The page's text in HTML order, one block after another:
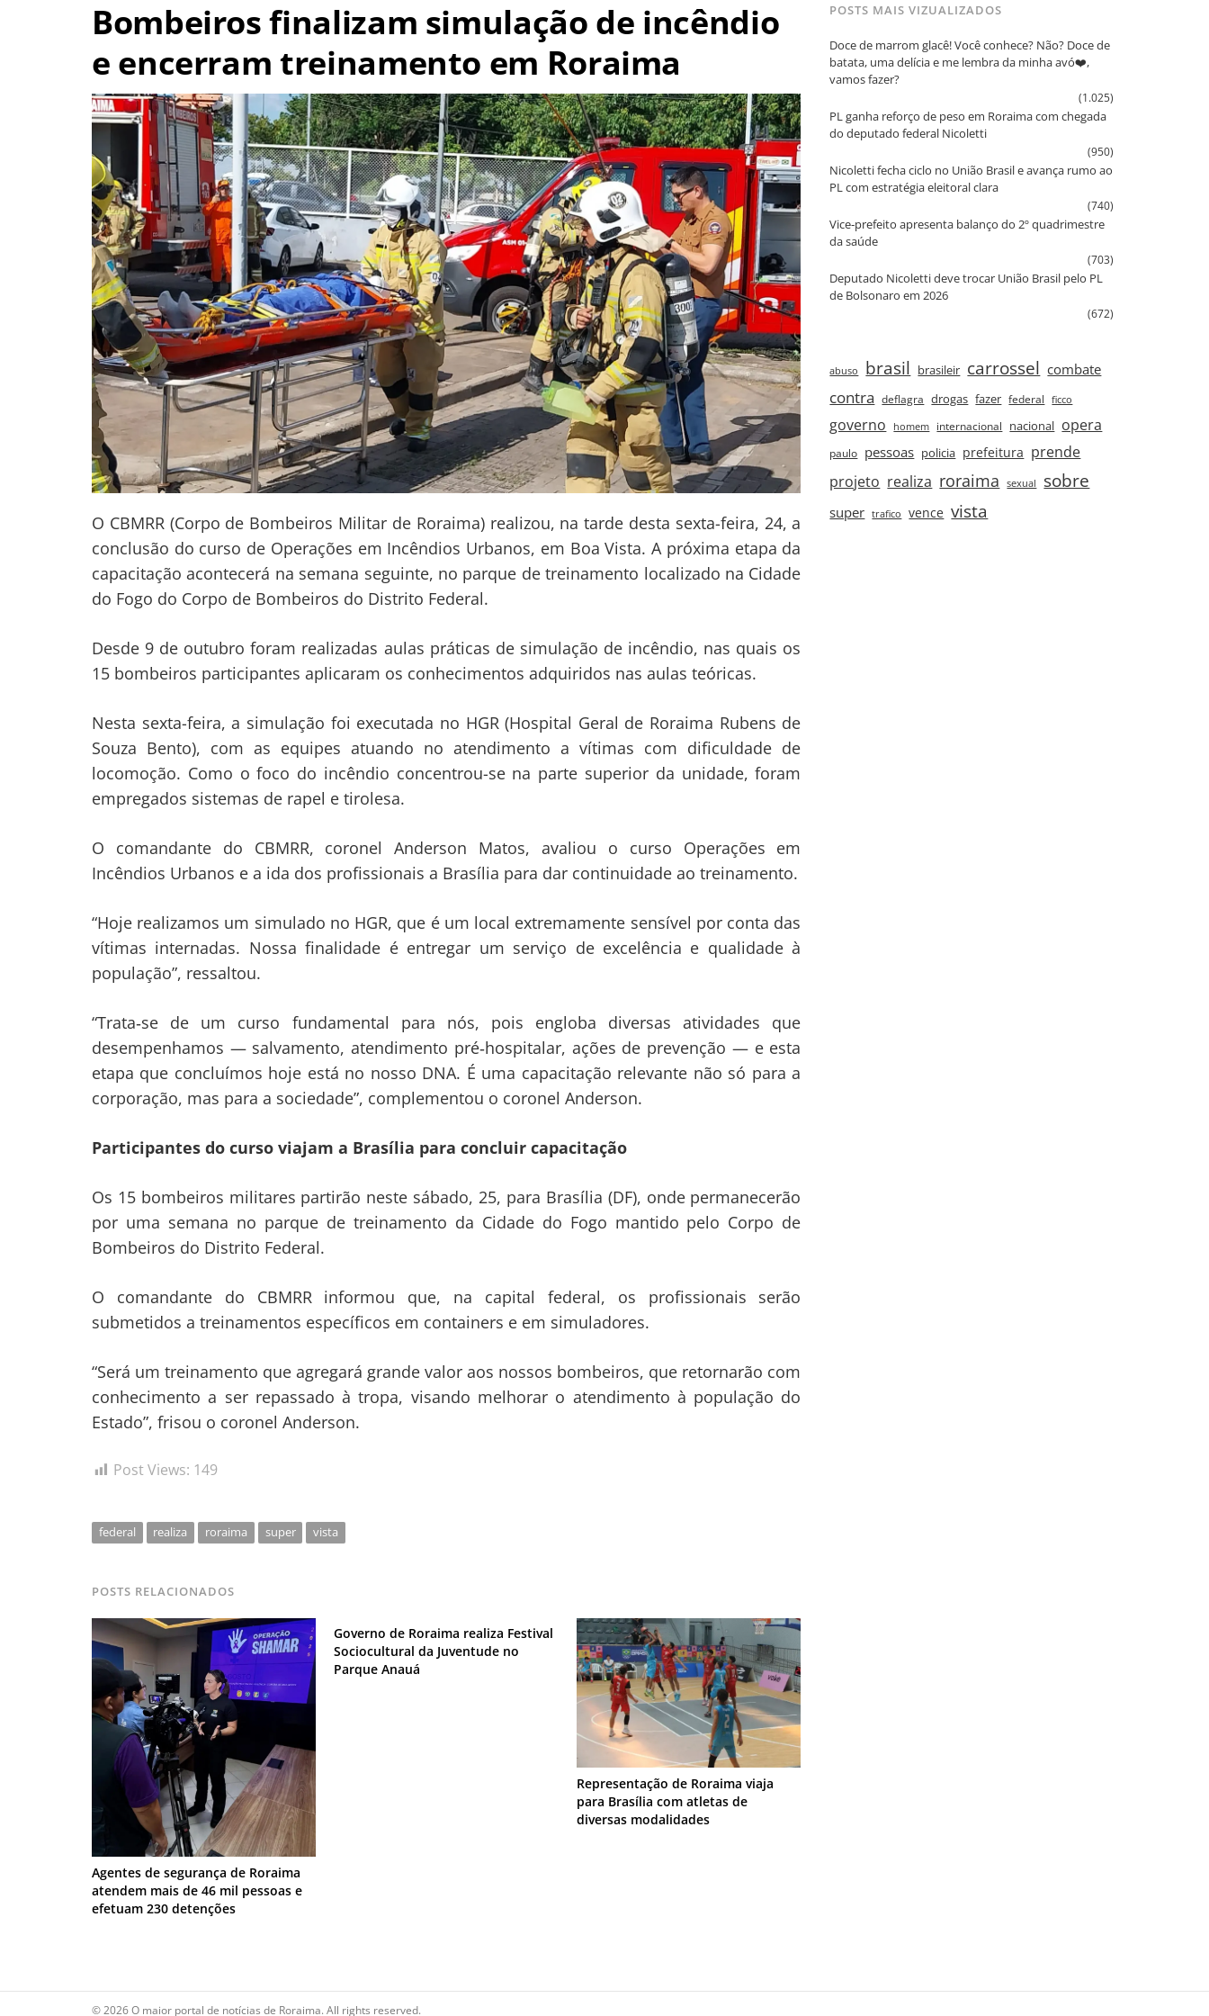
Bombeiros finalizam simulação de incêndio
e encerram treinamento em Roraima
O CBMRR (Corpo de Bombeiros Militar de Roraima) realizou, na tarde desta sexta-feira, 24, a
conclusão do curso de Operações em Incêndios Urbanos, em Boa Vista. A próxima etapa da
capacitação acontecerá na semana seguinte, no parque de treinamento localizado na Cidade
do Fogo do Corpo de Bombeiros do Distrito Federal.
Desde 9 de outubro foram realizadas aulas práticas de simulação de incêndio, nas quais os
15 bombeiros participantes aplicaram os conhecimentos adquiridos nas aulas teóricas.
Nesta sexta-feira, a simulação foi executada no HGR (Hospital Geral de Roraima Rubens de
Souza Bento), com as equipes atuando no atendimento a vítimas com dificuldade de
locomoção. Como o foco do incêndio concentrou-se na parte superior da unidade, foram
empregados sistemas de rapel e tirolesa.
O comandante do CBMRR, coronel Anderson Matos, avaliou o curso Operações em
Incêndios Urbanos e a ida dos profissionais a Brasília para dar continuidade ao treinamento.
“Hoje realizamos um simulado no HGR, que é um local extremamente sensível por conta das
vítimas internadas. Nossa finalidade é entregar um serviço de excelência e qualidade à
população”, ressaltou.
“Trata‑se de um curso fundamental para nós, pois engloba diversas atividades que
desempenhamos — salvamento, atendimento pré‑hospitalar, ações de prevenção — e esta
etapa que concluímos hoje está no nosso DNA. É uma capacitação relevante não só para a
corporação, mas para a sociedade”, complementou o coronel Anderson.
Participantes do curso viajam a Brasília para concluir capacitação
Os 15 bombeiros militares partirão neste sábado, 25, para Brasília (DF), onde permanecerão
por uma semana no parque de treinamento da Cidade do Fogo mantido pelo Corpo de
Bombeiros do Distrito Federal.
O comandante do CBMRR informou que, na capital federal, os profissionais serão
submetidos a treinamentos específicos em containers e em simuladores.
“Será um treinamento que agregará grande valor aos nossos bombeiros, que retornarão com
conhecimento a ser repassado à tropa, visando melhorar o atendimento à população do
Estado”, frisou o coronel Anderson.
Post Views: 149
federal realiza roraima super vista
POSTS RELACIONADOS
Agentes de segurança de Roraima
atendem mais de 46 mil pessoas e
efetuam 230 detenções
Governo de Roraima realiza Festival
Sociocultural da Juventude no
Parque Anauá
Representação de Roraima viaja
para Brasília com atletas de
diversas modalidades
POSTS MAIS VIZUALIZADOS
Doce de marrom glacê! Você conhece? Não? Doce de
batata, uma delícia e me lembra da minha avó❤️,
vamos fazer?
(1.025)
PL ganha reforço de peso em Roraima com chegada
do deputado federal Nicoletti
(950)
Nicoletti fecha ciclo no União Brasil e avança rumo ao
PL com estratégia eleitoral clara
(740)
Vice‑prefeito apresenta balanço do 2º quadrimestre
da saúde
(703)
Deputado Nicoletti deve trocar União Brasil pelo PL
de Bolsonaro em 2026
(672)
abuso brasil brasileir carrossel combate
contra deflagra drogas fazer federal ficco
governo homem internacional nacional opera
paulo pessoas policia prefeitura prende
projeto realiza roraima sexual sobre
super trafico vence vista
© 2026 O maior portal de notícias de Roraima. All rights reserved.